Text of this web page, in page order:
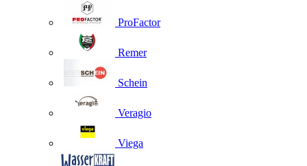
ProFactor
Remer
Schein
Veragio
Viega